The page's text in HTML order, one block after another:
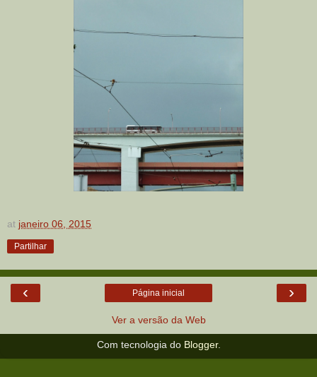
at janeiro 06, 2015
Partilhar
‹ ›
Página inicial
Ver a versão da Web
Com tecnologia do Blogger.